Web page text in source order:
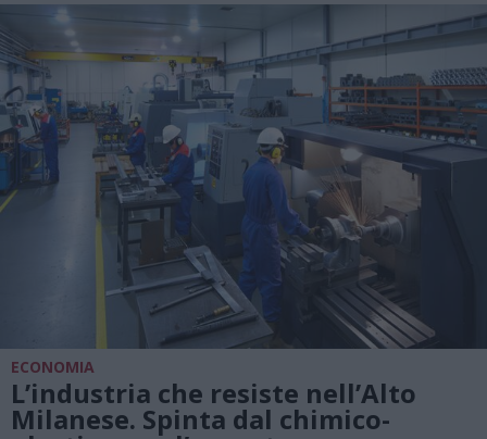
ECONOMIA
L’industria che resiste nell’Alto
Milanese. Spinta dal chimico-